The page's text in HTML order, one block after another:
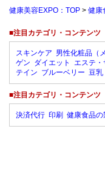
健康美容EXPO：TOP > 健康
■注目カテゴリ・コンテンツ
スキンケア 男性化粧品（
ゲン ダイエット エステ・
テイン ブルーベリー 豆乳
■注目カテゴリ・コンテンツ
決済代行 印刷 健康食品